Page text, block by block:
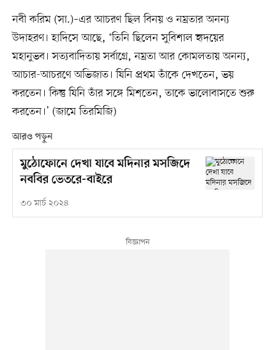
নবী করিম (সা.)–এর আচরণ ছিল বিনয় ও নম্রতার অনন্য
উদাহরণ। হাদিসে আছে, ‘তিনি ছিলেন সুবিশাল হৃদয়ের
মহানুভব। সত্যবাদিতায় সর্বাগ্রে, নম্রতা আর কোমলতায় অনন্য,
আচার-আচরণে অভিজাত। যিনি প্রথম তাঁকে দেখতেন, ভয়
করতেন। কিন্তু যিনি তাঁর সঙ্গে মিশতেন, তাকে ভালোবাসতে শুরু
করতেন।’ (জামে তিরমিজি)
আরও পড়ুন
মুঠোফোনে দেখা যাবে মদিনার মসজিদে
নববির ভেতরে-বাইরে
৩০ মার্চ ২০২৪